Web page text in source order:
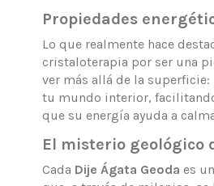
Propiedades
Lo que realmente hace
cristaloterapia por ser una
ver más allá de la
tu mundo interior,
que su energía ayuda a
El misterio geológico
Cada Dije Ágata Geoda es